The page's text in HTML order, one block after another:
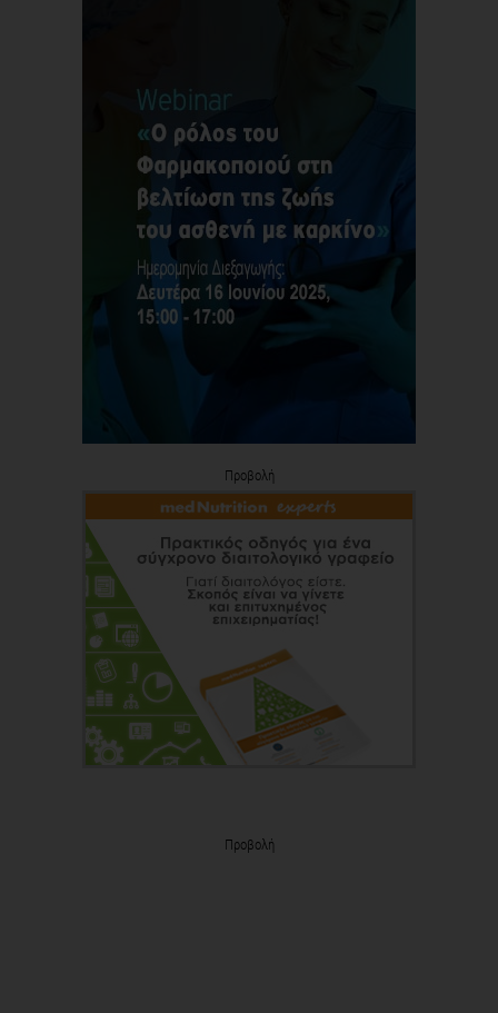
Προβολή
Προβολή